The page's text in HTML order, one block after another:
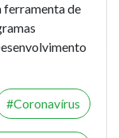
ferramenta de
Coronavírus